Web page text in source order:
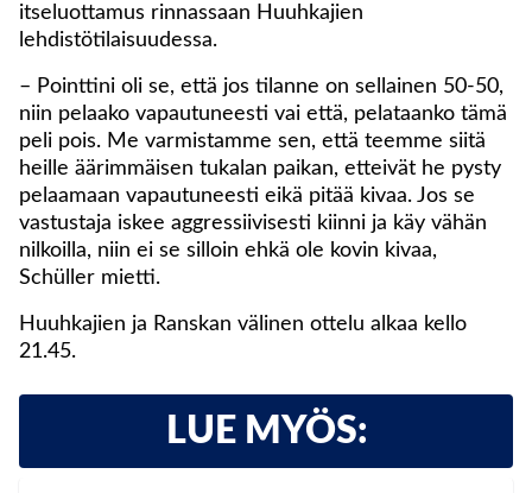
itseluottamus rinnassaan Huuhkajien
lehdistötilaisuudessa.
– Pointtini oli se, että jos tilanne on sellainen 50-50,
niin pelaako vapautuneesti vai että, pelataanko tämä
peli pois. Me varmistamme sen, että teemme siitä
heille äärimmäisen tukalan paikan, etteivät he pysty
pelaamaan vapautuneesti eikä pitää kivaa. Jos se
vastustaja iskee aggressiivisesti kiinni ja käy vähän
nilkoilla, niin ei se silloin ehkä ole kovin kivaa,
Schüller mietti.
Huuhkajien ja Ranskan välinen ottelu alkaa kello
21.45.
LUE MYÖS: